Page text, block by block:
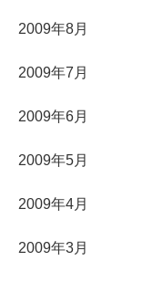
2009年8月
2009年7月
2009年6月
2009年5月
2009年4月
2009年3月